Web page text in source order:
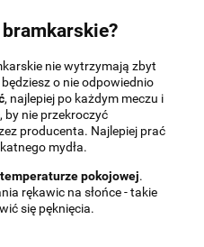
nie wytrzymają zbyt
o nie odpowiednio
, najlepiej po każdym meczu i
by nie przekroczyć
producenta. Najlepiej prać
mydła.
pokojowej.
rękawic na słońce - takie
się pęknięcia.